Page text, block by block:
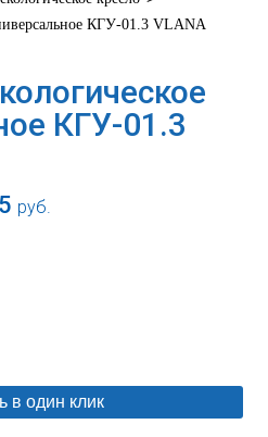
КГУ-01.3 VLANA
КГУ-01.3
руб.
в один клик